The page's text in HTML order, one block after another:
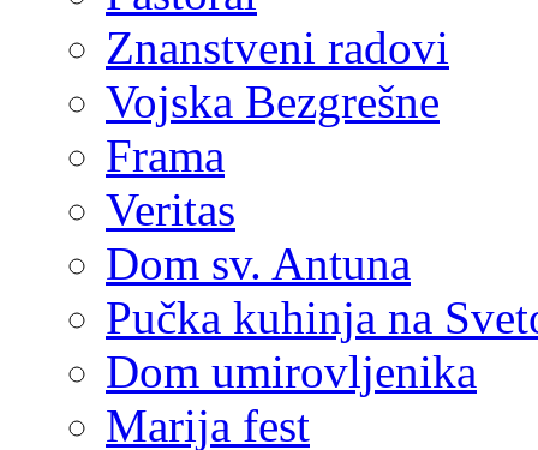
Znanstveni radovi
Vojska Bezgrešne
Frama
Veritas
Dom sv. Antuna
Pučka kuhinja na
Dom umirovljenika
Marija fest